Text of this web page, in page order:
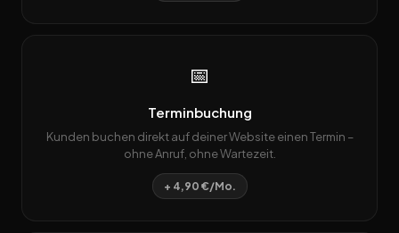
📅
Terminbuchung
Kunden buchen direkt auf deiner Website einen Termin –
ohne Anruf, ohne Wartezeit.
+ 4,90 €/Mo.